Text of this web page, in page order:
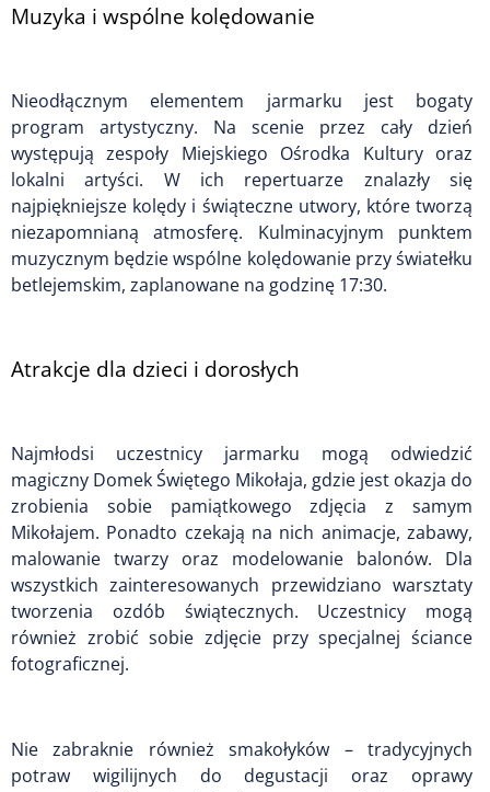
Muzyka i wspólne kolędowanie
Nieodłącznym elementem jarmarku jest bogaty
program artystyczny. Na scenie przez cały dzień
występują zespoły Miejskiego Ośrodka Kultury oraz
lokalni artyści. W ich repertuarze znalazły się
najpiękniejsze kolędy i świąteczne utwory, które tworzą
niezapomnianą atmosferę. Kulminacyjnym punktem
muzycznym będzie wspólne kolędowanie przy światełku
betlejemskim, zaplanowane na godzinę 17:30.
Atrakcje dla dzieci i dorosłych
Najmłodsi uczestnicy jarmarku mogą odwiedzić
magiczny Domek Świętego Mikołaja, gdzie jest okazja do
zrobienia sobie pamiątkowego zdjęcia z samym
Mikołajem. Ponadto czekają na nich animacje, zabawy,
malowanie twarzy oraz modelowanie balonów. Dla
wszystkich zainteresowanych przewidziano warsztaty
tworzenia ozdób świątecznych. Uczestnicy mogą
również zrobić sobie zdjęcie przy specjalnej ściance
fotograficznej.
Nie zabraknie również smakołyków – tradycyjnych
potraw wigilijnych do degustacji oraz oprawy